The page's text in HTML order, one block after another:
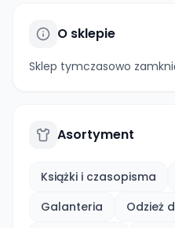
O sklepie
Sklep tymczasowo
Asortyment
Książki i czasopisma
Galanteria
Odzież